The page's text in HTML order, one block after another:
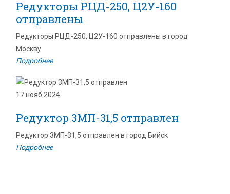
Редукторы РЦД-250, Ц2У-160
отправлены
Редукторы РЦД-250, Ц2У-160 отправлены в город
Москву
Подробнее
17 нояб 2024
Редуктор 3МП-31,5 отправлен
Редуктор 3МП-31,5 отправлен в город Бийск
Подробнее